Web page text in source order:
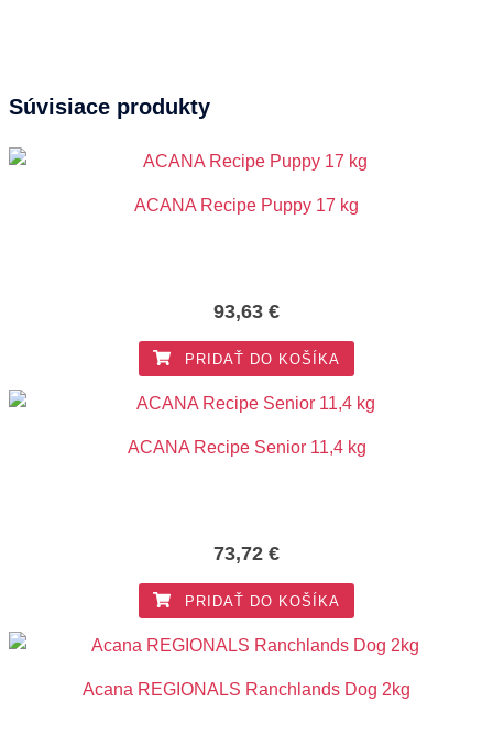
Súvisiace produkty
ACANA Recipe Puppy 17 kg
93,63 €
PRIDAŤ DO KOŠÍKA
ACANA Recipe Senior 11,4 kg
73,72 €
PRIDAŤ DO KOŠÍKA
Acana REGIONALS Ranchlands Dog 2kg